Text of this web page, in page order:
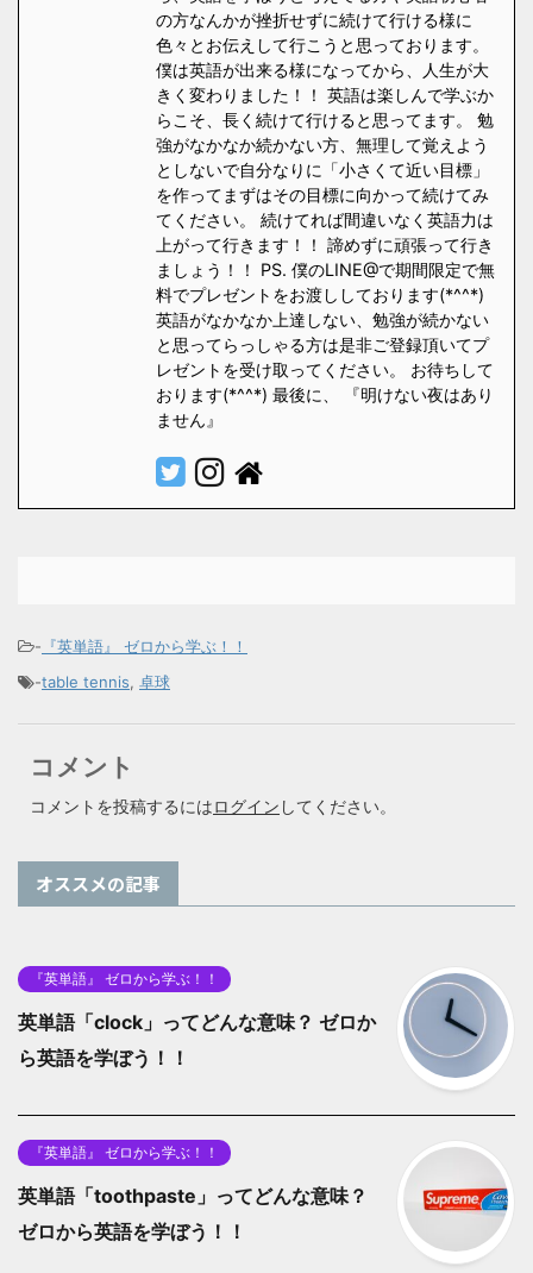
の方なんかが挫折せずに続けて行ける様に
色々とお伝えして行こうと思っております。
僕は英語が出来る様になってから、人生が大
きく変わりました！！ 英語は楽しんで学ぶか
らこそ、長く続けて行けると思ってます。 勉
強がなかなか続かない方、無理して覚えよう
としないで自分なりに「小さくて近い目標」
を作ってまずはその目標に向かって続けてみ
てください。 続けてれば間違いなく英語力は
上がって行きます！！ 諦めずに頑張って行き
ましょう！！ PS. 僕のLINE@で期間限定で無
料でプレゼントをお渡ししております(*^^*)
英語がなかなか上達しない、勉強が続かない
と思ってらっしゃる方は是非ご登録頂いてプ
レゼントを受け取ってください。 お待ちして
おります(*^^*) 最後に、 『明けない夜はあり
ません』
- 『英単語』 ゼロから学ぶ！！
-table tennis, 卓球
コメント
コメントを投稿するにはログイン してください。
オススメの記事
『英単語』 ゼロから学ぶ！！
英単語「clock」ってどんな意味？ ゼロか
ら英語を学ぼう！！
『英単語』 ゼロから学ぶ！！
英単語「toothpaste」ってどんな意味？
ゼロから英語を学ぼう！！